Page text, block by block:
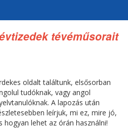
tévéműsorait
oldalt találtunk, elsősorban
tudóknak, vagy angol
A lapozás után
leírjuk, mi ez, mire jó,
hogyan lehet az órán használni!